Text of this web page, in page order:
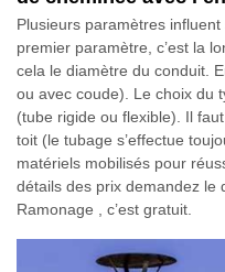
Plusieurs paramètres
premier paramètre, c’est la
cela le diamètre du conduit.
ou avec coude). Le choix du
(tube rigide ou flexible). Il
toit (le tubage s’effectue
matériels mobilisés pour
détails des prix demandez le
Ramonage , c’est gratuit.